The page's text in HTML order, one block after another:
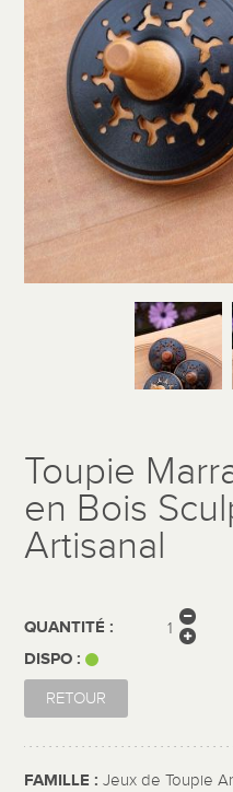
Toupie
en Bois
Artisanal
QUANTITÉ :
DISPO :
RETOUR
FAMILLE :Jeux de Toupie